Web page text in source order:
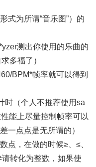
式为所谓“音乐图”）的
测出你使用的乐曲的
多福了）
BPM*帧率就可以得到
时（个人不推荐使用sa
能上尽量控制帧率可以
一点点是无所谓的）
点，在做的时候≥、≤、
转化为整数，如果使